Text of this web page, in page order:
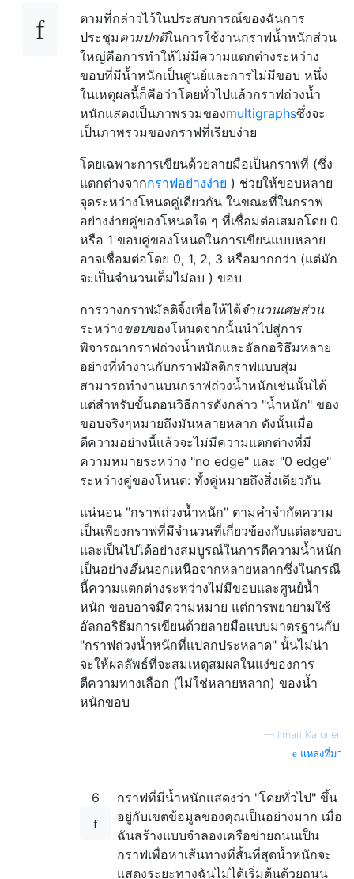
ตามที่กล่าวไว้ในประสบการณ์ของฉันการ
ประชุม ตามปกติในการใช้งานกราฟน้ำหนักส่วน
ใหญ่คือการทำให้ไม่มีความแตกต่างระหว่าง
ขอบที่มีน้ำหนักเป็นศูนย์และการไม่มีขอบ หนึ่ง
ในเหตุผลนี้ก็คือว่าโดยทั่วไปแล้วกราฟถ่วงน้ำ
หนักแสดงเป็นภาพรวมของmultigraphsซึ่งจะ
เป็นภาพรวมของกราฟที่เรียบง่าย
โดยเฉพาะการเขียนด้วยลายมือเป็นกราฟที่ (ซึ่ง
แตกต่างจากกราฟอย่างง่าย ) ช่วยให้ขอบหลาย
จุดระหว่างโหนดคู่เดียวกัน ในขณะที่ในกราฟ
อย่างง่ายคู่ของโหนดใด ๆ ที่เชื่อมต่อเสมอโดย 0
หรือ 1 ขอบคู่ของโหนดในการเขียนแบบหลาย
อาจเชื่อมต่อโดย 0, 1, 2, 3 หรือมากกว่า (แต่มัก
จะเป็นจำนวนเต็มไม่ลบ ) ขอบ
การวางกราฟมัลติจิ้งเพื่อให้ได้จำนวนเศษส่วน
ระหว่างขอบของโหนดจากนั้นนำไปสู่การ
พิจารณากราฟถ่วงน้ำหนักและอัลกอริธึมหลาย
อย่างที่ทำงานกับกราฟมัลติกราฟแบบสุ่ม
สามารถทำงานบนกราฟถ่วงน้ำหนักเช่นนั้นได้
แต่สำหรับขั้นตอนวิธีการดังกล่าว "น้ำหนัก" ของ
ขอบจริงๆหมายถึงมันหลายหลาก ดังนั้นเมื่อ
ตีความอย่างนี้แล้วจะไม่มีความแตกต่างที่มี
ความหมายระหว่าง "no edge" และ "0 edge"
ระหว่างคู่ของโหนด: ทั้งคู่หมายถึงสิ่งเดียวกัน
แน่นอน "กราฟถ่วงน้ำหนัก" ตามคำจำกัดความ
เป็นเพียงกราฟที่มีจำนวนที่เกี่ยวข้องกับแต่ละขอบ
และเป็นไปได้อย่างสมบูรณ์ในการตีความน้ำหนัก
เป็นอย่างอื่นนอกเหนือจากหลายหลากซึ่งในกรณี
นี้ความแตกต่างระหว่างไม่มีขอบและศูนย์น้ำ
หนัก ขอบอาจมีความหมาย แต่การพยายามใช้
อัลกอริธึมการเขียนด้วยลายมือแบบมาตรฐานกับ
"กราฟถ่วงน้ำหนักที่แปลกประหลาด" นั้นไม่น่า
จะให้ผลลัพธ์ที่จะสมเหตุสมผลในแง่ของการ
ตีความทางเลือก (ไม่ใช่หลายหลาก) ของน้ำ
หนักขอบ
— Ilmari Karonen
แหล่งที่มา
6
กราฟที่มีน้ำหนักแสดงว่า "โดยทั่วไป" ขึ้น
อยู่กับเขตข้อมูลของคุณเป็นอย่างมาก เมื่อ
ฉันสร้างแบบจำลองเครือข่ายถนนเป็น
กราฟเพื่อหาเส้นทางที่สั้นที่สุดน้ำหนักจะ
แสดงระยะทางฉันไม่ได้เริ่มต้นด้วยถนน